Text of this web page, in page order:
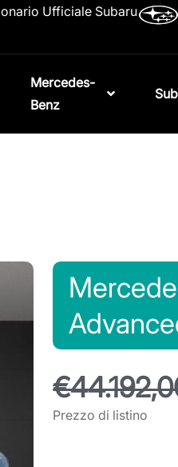
Ufficiale Subaru
Mercedes-
Benz
Prezzo di listino